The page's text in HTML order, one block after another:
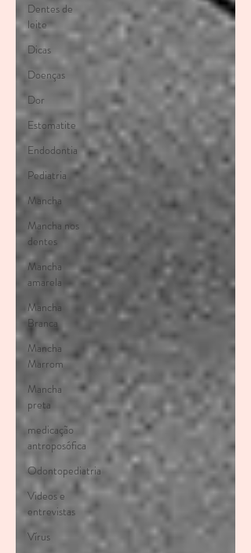
Dentes de
leite
Dicas
Doenças
Dor
Estomatite
Endodontia
Pediatria
Mancha
Mancha nos
dentes
Mancha
amarela
Mancha
Branca
Mancha
Marrom
Mancha
preta
medicação
antroposófica
Odontopediatria
Videos e
entrevistas
Vírus